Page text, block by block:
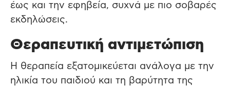
έως και την εφηβεία, συχνά με πιο σοβαρές
εκδηλώσεις.
Θεραπευτική αντιμετώπιση
Η θεραπεία εξατομικεύεται ανάλογα με την
ηλικία του παιδιού και τη βαρύτητα της